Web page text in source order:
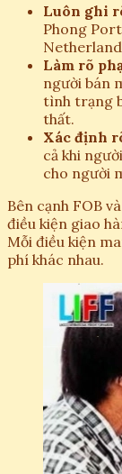
Luôn ghi
Phong
Làm rõ
người bán
tình trạng
thất.
Xác định
cả khi
cho người
Bên cạnh FOB
điều kiện giao
Mỗi điều kiện
phí khác nhau.